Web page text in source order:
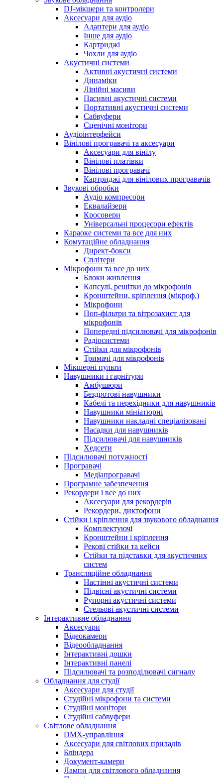
DJ-мікшери та контролери
Аксесуари для аудіо
Адаптери для аудіо
Інше для аудіо
Картриджі
Чохли для аудіо
Акустичні системи
Активні акустичні системи
Динаміки
Лінійні масиви
Пасивні акустичні системи
Портативні акустичні системи
Сабвуфери
Сценічні монітори
Аудіоінтерфейси
Вінілові програвачі та аксесуари
Аксесуари для вінілу
Вінілові платівки
Вінілові програвачі
Картриджі для вінілових програвачів
Звукові обробки
Аудіо компресори
Еквалайзери
Кросовери
Універсальні процесори ефектів
Караоке системи та все для них
Комутаційне обладнання
Директ-бокси
Сплітери
Мікрофони та все до них
Блоки живлення
Капсулі, решітки до мікрофонів
Кронштейни, кріплення (мікроф.)
Мікрофони
Поп-фільтри та вітрозахист для
мікрофонів
Попередні підсилювачі для мікрофонів
Радіосистеми
Стійки для мікрофонів
Тримачі для мікрофонів
Мікшерні пульти
Навушники і гарнітури
Амбушюри
Бездротові навушники
Кабелі та перехідники для навушників
Навушники мініатюрні
Навушники накладні спеціалізовані
Насадки для навушників
Підсилювачі для навушників
Хедсети
Підсилювачі потужності
Програвачі
Медіапрогравачі
Програмне забезпечення
Рекордери і все до них
Аксесуари для рекордерів
Рекордери, диктофони
Стійки і кріплення для звукового обладнання
Комплектуючі
Кронштейни і кріплення
Рекові стійки та кейси
Стійки та підставки для акустичних
систем
Трансляційне обладнання
Настінні акустичні системи
Підвісні акустичні системи
Рупорні акустичні системи
Стельові акустичні системи
Інтерактивне обладнання
Аксесуари
Відеокамери
Відеообладнання
Інтерактивні дошки
Інтерактивні панелі
Підсилювачі та розподілювачі сигналу
Обладнання для студії
Аксесуари для студії
Студійні мікрофони та системи
Студійні монітори
Студійні сабвуфери
Світлове обладнання
DMX-управління
Аксесуари для світлових приладів
Бліндера
Документ-камери
Лампи для світлового обладнання